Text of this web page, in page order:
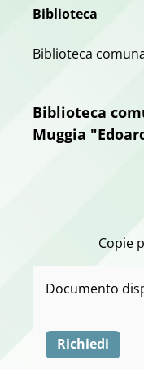
Biblioteca
Biblioteca
Biblioteca
Muggia
Copie
Documento
Richiedi